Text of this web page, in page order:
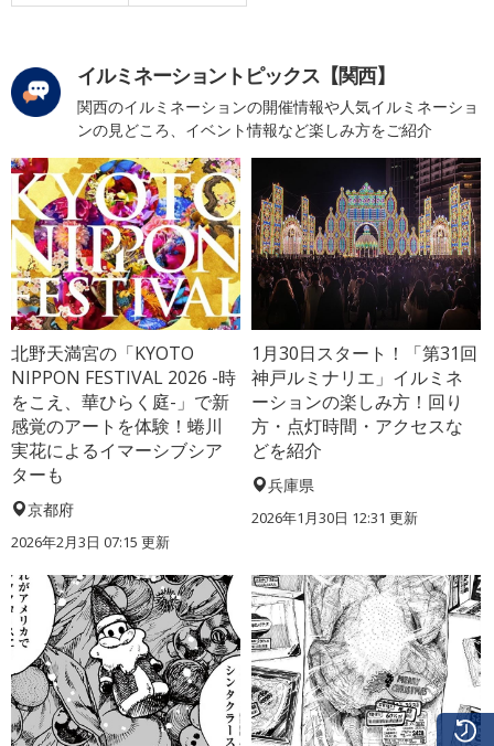
イルミネーショントピックス【関西】
関西のイルミネーションの開催情報や人気イルミネーショ
ンの見どころ、イベント情報など楽しみ方をご紹介
北野天満宮の「KYOTO
NIPPON FESTIVAL 2026 -時
をこえ、華ひらく庭-」で新
感覚のアートを体験！蜷川
実花によるイマーシブシア
ターも
京都府
2026年2月3日 07:15 更新
1月30日スタート！「第31回
神戸ルミナリエ」イルミネ
ーションの楽しみ方！回り
方・点灯時間・アクセスな
どを紹介
兵庫県
2026年1月30日 12:31 更新